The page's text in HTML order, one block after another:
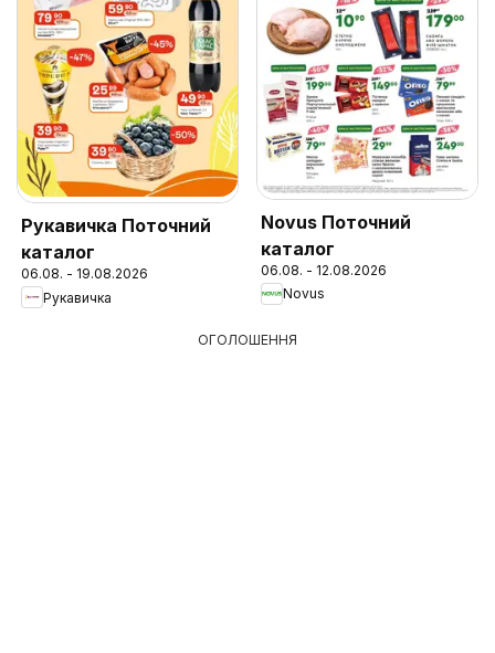
Рукавичка Поточний
каталог
06.08. - 19.08.2026
Рукавичка
Novus Поточний
каталог
06.08. - 12.08.2026
Novus
ОГОЛОШЕННЯ